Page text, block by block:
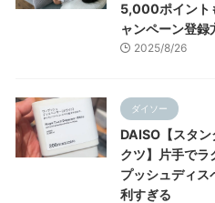
5,000ポイント
ャンペーン登録
2025/8/26
ダイソー
DAISO【スタ
クツ】片手でラ
プッシュディス
利すぎる